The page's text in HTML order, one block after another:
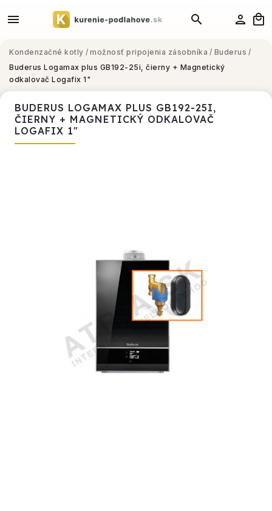
Kondenzačné kotly / možnosť pripojenia zásobníka / Buderus /
Buderus Logamax plus GB192-25i, čierny + Magnetický
odkalovač Logafix 1"
BUDERUS LOGAMAX PLUS GB192-25I,
ČIERNY + MAGNETICKÝ ODKALOVAČ
LOGAFIX 1"